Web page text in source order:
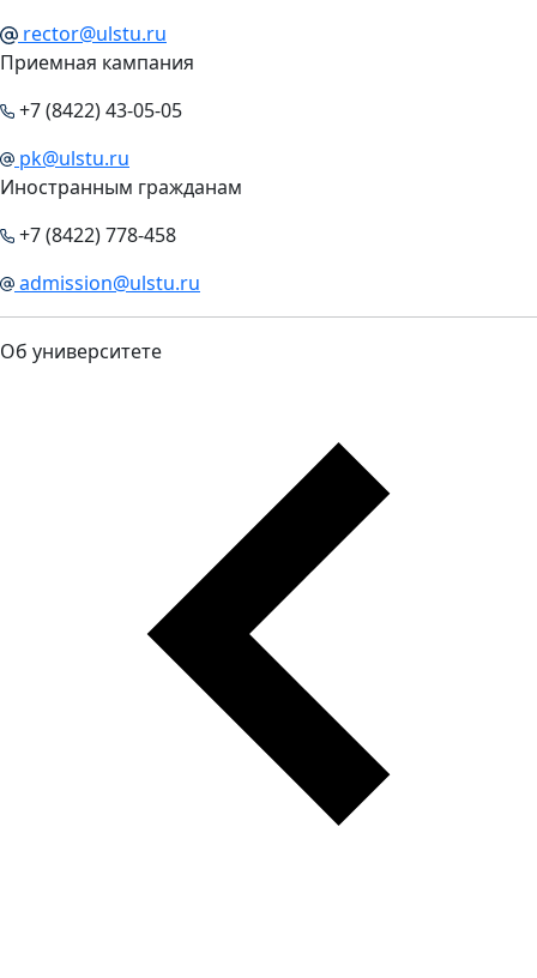
rector@ulstu.ru
Приемная кампания
+7 (8422) 43-05-05
pk@ulstu.ru
Иностранным гражданам
+7 (8422) 778-458
admission@ulstu.ru
Об университете